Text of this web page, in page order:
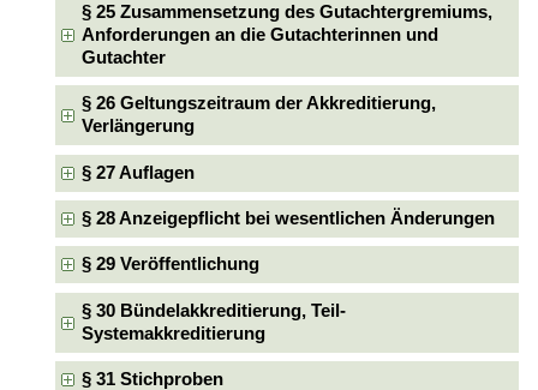
§ 25 Zusammensetzung des Gutachtergremiums,
Anforderungen an die Gutachterinnen und
Gutachter
§ 26 Geltungszeitraum der Akkreditierung,
Verlängerung
§ 27 Auflagen
§ 28 Anzeigepflicht bei wesentlichen Änderungen
§ 29 Veröffentlichung
§ 30 Bündelakkreditierung, Teil-
Systemakkreditierung
§ 31 Stichproben